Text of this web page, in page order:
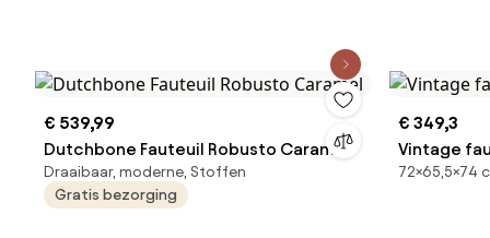
€ 539,99
Dutchbone Fauteuil Robusto Caramel
Draaibaar, moderne, Stoffen
Gratis bezorging
€ 349,3
Vintage
72×65,5×74